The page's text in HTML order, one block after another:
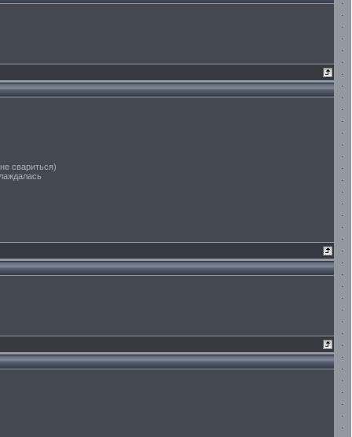
свариться)